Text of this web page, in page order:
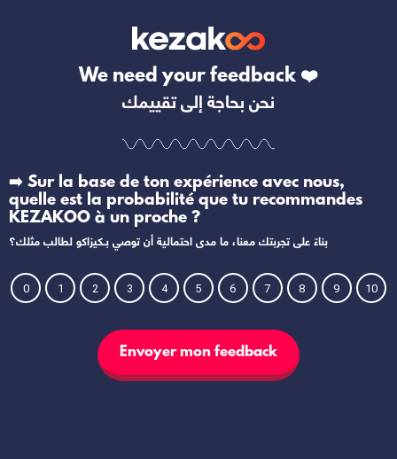
We need your feedback ❤️
نحن بحاجة إلى تقييمك
➡️ Sur la base de ton expérience avec nous,
quelle est la probabilité que tu recommandes
KEZAKOO à un proche ?
بناءً على تجربتك معنا، ما مدى احتمالية أن توصي بـكيزاكو لطالب مثلك؟
0 1 2 3 4 5 6 7 8 9 10
Envoyer mon feedback